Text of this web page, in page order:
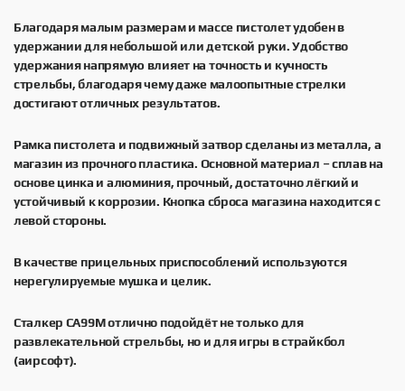
Благодаря малым размерам и массе пистолет удобен в
удержании для небольшой или детской руки. Удобство
удержания напрямую влияет на точность и кучность
стрельбы, благодаря чему даже малоопытные стрелки
достигают отличных результатов.
Рамка пистолета и подвижный затвор сделаны из металла, а
магазин из прочного пластика. Основной материал – сплав на
основе цинка и алюминия, прочный, достаточно лёгкий и
устойчивый к коррозии. Кнопка сброса магазина находится с
левой стороны.
В качестве прицельных приспособлений используются
нерегулируемые мушка и целик.
Сталкер СА99М отлично подойдёт не только для
развлекательной стрельбы, но и для игры в страйкбол
(аирсофт).